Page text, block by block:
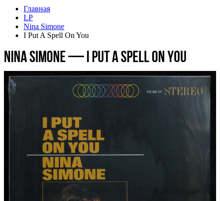
Главная
LP
Nina Simone
I Put A Spell On You
Nina Simone — I Put A Spell On You